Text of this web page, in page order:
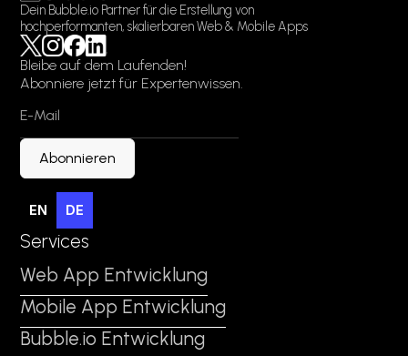
Dein Bubble.io Partner für die Erstellung von
hochperformanten, skalierbaren Web & Mobile Apps
Bleibe auf dem Laufenden!
Abonniere jetzt für Expertenwissen.
EN DE
Services
Web App Entwicklung
Mobile App Entwicklung
Bubble.io Entwicklung